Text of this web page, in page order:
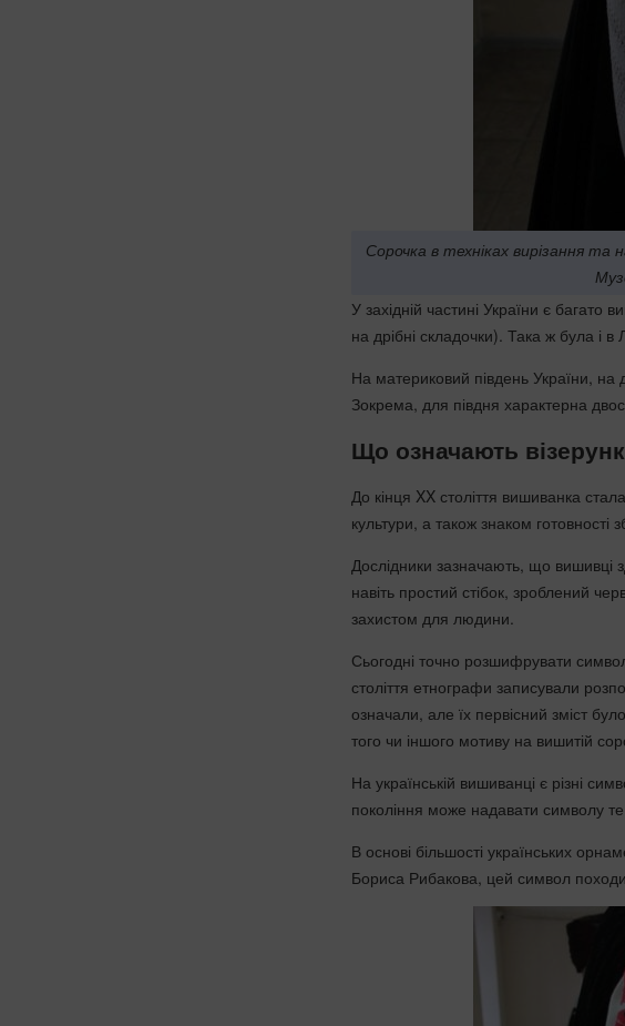
Сорочка в техніках вирізання
У західній частині України є
на дрібні складочки). Така ж була і в
На материковий південь України,
Зокрема, для півдня характерна
Що означають
До кінця XX століття вишиванка
культури, а також знаком готовності
Дослідники зазначають, що
навіть простий стібок, зроблений
захистом для людини.
Сьогодні точно розшифрувати
століття етнографи записували
означали, але їх первісний зміст
того чи іншого мотиву на вишитій
На українській вишиванці є різні
покоління може надавати символу
В основі більшості українських
Бориса Рибакова, цей символ